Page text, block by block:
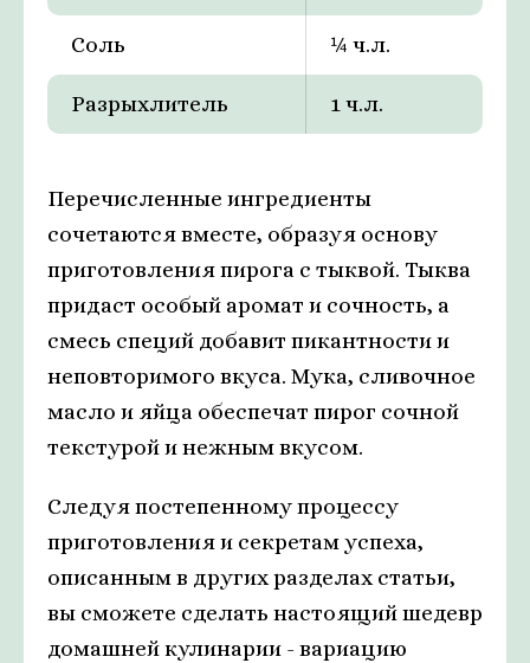
Соль ¼ ч.л.
Разрыхлитель 1 ч.л.
Перечисленные ингредиенты
сочетаются вместе, образуя основу
приготовления пирога с тыквой. Тыква
придаст особый аромат и сочность, а
смесь специй добавит пикантности и
неповторимого вкуса. Мука, сливочное
масло и яйца обеспечат пирог сочной
текстурой и нежным вкусом.
Следуя постепенному процессу
приготовления и секретам успеха,
описанным в других разделах статьи,
вы сможете сделать настоящий шедевр
домашней кулинарии - вариацию